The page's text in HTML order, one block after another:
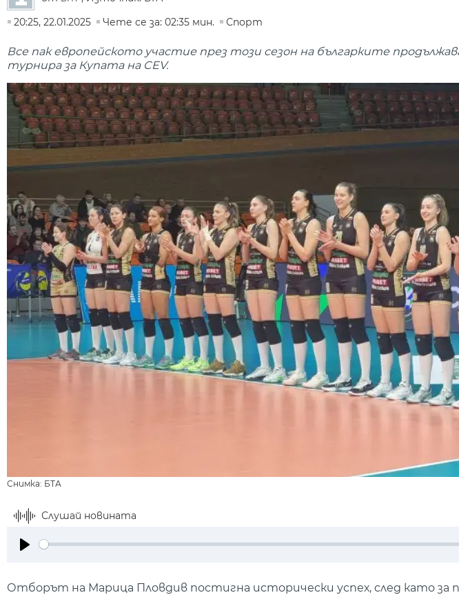
20:25, 22.01.2025
Чете се за: 02:35 мин. Спорт
Все пак европейското участие през този сезон на българките
турнира за Купата на CEV.
Снимка: БТА
Слушай новината
Отборът на Марица Пловдив постигна исторически успех, след като за